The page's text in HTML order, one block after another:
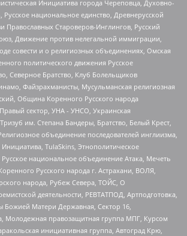
Инициатива города Череповца, Духовно-
Русское национальное единство, Древнерусской
Православных Староверов-Инглингов, Русский
Движение против нелегальной иммиграции,
совести и о религиозных объединениях, Омская
политического движения Русское
Северное Братство, Клуб Болельщиков
Файзрахманисты, Мусульманская религиозная
Община Коренного Русского народа
сектор, УНА - УНСО, Украинская
им. Степана Бандеры, Братство, Белый Крест,
объединение последователей инглиизма,
TulaSkins, Этнополитическое
национальное объединение Атака, Мечеть
Русского народа г. Астрахани, ВОЛЯ,
народа, Рубеж Севера, ТОЙС, О
деятельности, РЕВТАТПОД, Артподготовка,
Божией Матери Державная, Сектор 16,
Молодежная правозащитная группа МПГ, Курсом
инициативная группа, Автоград Крю,